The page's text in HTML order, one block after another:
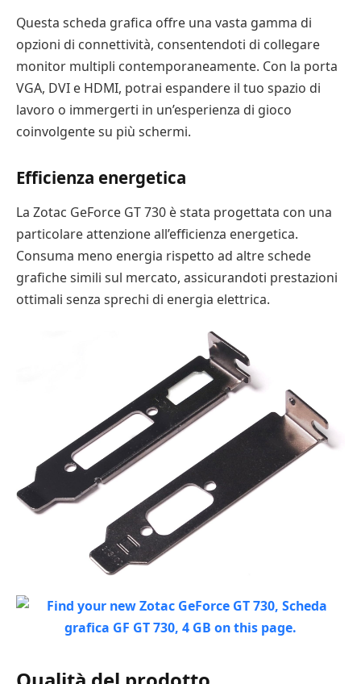
Questa scheda grafica offre una vasta gamma di
opzioni di connettività, consentendoti di collegare
monitor multipli contemporaneamente. Con la porta
VGA, DVI e HDMI, potrai espandere il tuo spazio di
lavoro o immergerti in un’esperienza di gioco
coinvolgente su più schermi.
Efficienza energetica
La Zotac GeForce GT 730 è stata progettata con una
particolare attenzione all’efficienza energetica.
Consuma meno energia rispetto ad altre schede
grafiche simili sul mercato, assicurandoti prestazioni
ottimali senza sprechi di energia elettrica.